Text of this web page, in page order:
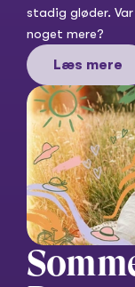
stadig gløder.
noget mere?
Læs mere